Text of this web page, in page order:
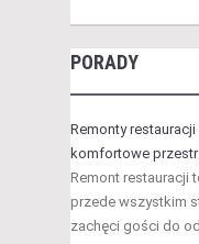
PORADY
Remonty
komfortowe
Remont restauracji
przede wszystkim
zachęci gości do